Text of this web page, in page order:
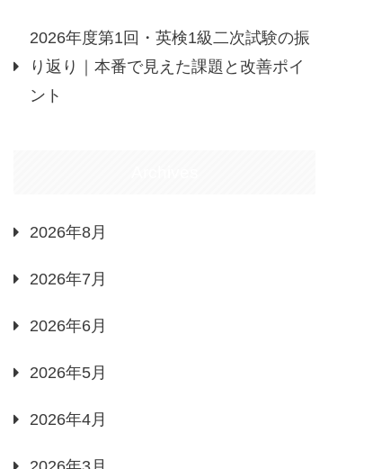
2026年度第1回・英検1級二次試験の振
り返り｜本番で見えた課題と改善ポイ
ント
2026年8月
2026年7月
2026年6月
2026年5月
2026年4月